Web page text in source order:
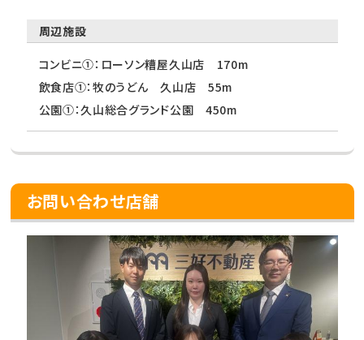
周辺施設
コンビニ①：ローソン糟屋久山店 170m
飲食店①：牧のうどん 久山店 55m
公園①：久山総合グランド公園 450m
お問い合わせ店舗